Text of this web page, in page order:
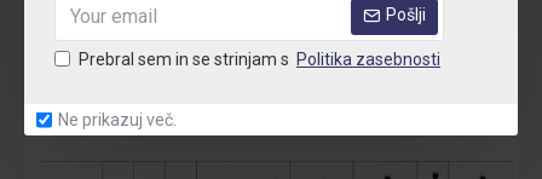
Pošlji
Prebral sem in se strinjam s Politika zasebnosti
Ne prikazuj več.
MNENJA
TABELA VELIKOSTI